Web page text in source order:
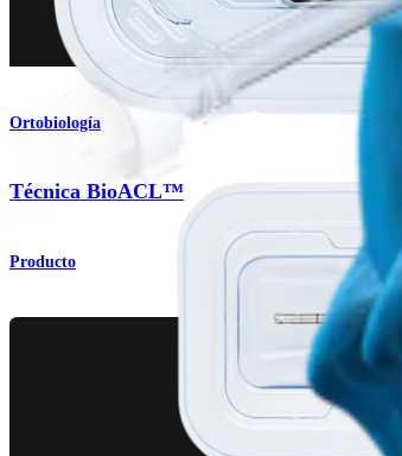
Ortobiología
Técnica BioACL™
Producto